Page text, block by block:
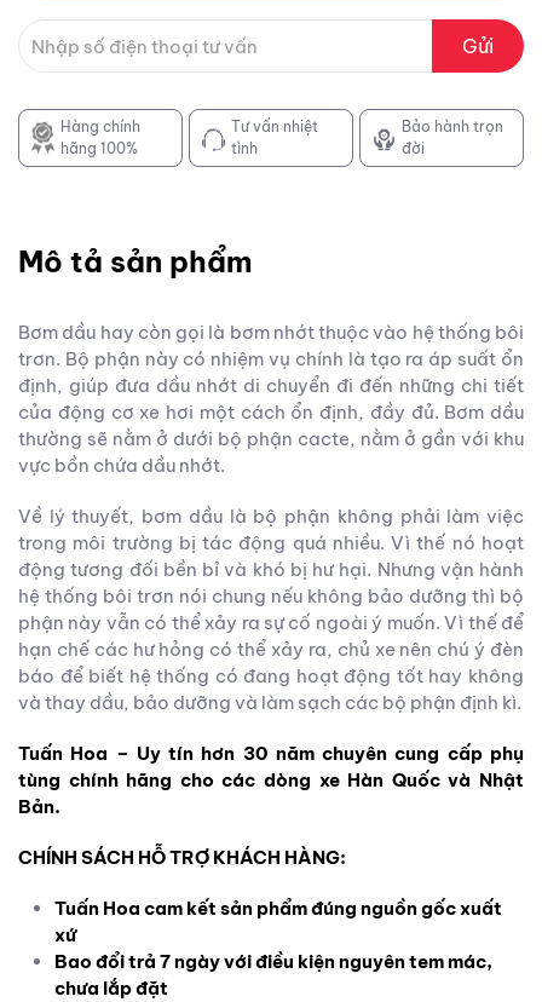
Gửi
Hàng chính
hãng 100%
Tư vấn nhiệt
tình
Bảo hành trọn
đời
Mô tả sản phẩm
Bơm dầu hay còn gọi là bơm nhớt thuộc vào hệ thống bôi
trơn. Bộ phận này có nhiệm vụ chính là tạo ra áp suất ổn
định, giúp đưa dầu nhớt di chuyển đi đến những chi tiết
của động cơ xe hơi một cách ổn định, đầy đủ. Bơm dầu
thường sẽ nằm ở dưới bộ phận cacte, nằm ở gần với khu
vực bồn chứa dầu nhớt.
Về lý thuyết, bơm dầu là bộ phận không phải làm việc
trong môi trường bị tác động quá nhiều. Vì thế nó hoạt
động tương đối bền bỉ và khó bị hư hại. Nhưng vận hành
hệ thống bôi trơn nói chung nếu không bảo dưỡng thì bộ
phận này vẫn có thể xảy ra sự cố ngoài ý muốn. Vì thế để
hạn chế các hư hỏng có thể xảy ra, chủ xe nên chú ý đèn
báo để biết hệ thống có đang hoạt động tốt hay không
và thay dầu, bảo dưỡng và làm sạch các bộ phận định kì.
Tuấn Hoa – Uy tín hơn 30 năm chuyên cung cấp phụ
tùng chính hãng cho các dòng xe Hàn Quốc và Nhật
Bản.
CHÍNH SÁCH HỖ TRỢ KHÁCH HÀNG:
Tuấn Hoa cam kết sản phẩm đúng nguồn gốc xuất
xứ
Bao đổi trả 7 ngày với điều kiện nguyên tem mác,
chưa lắp đặt